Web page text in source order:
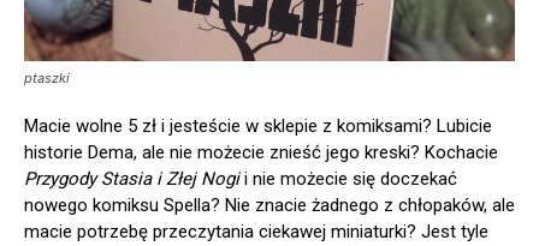
ptaszki
Macie wolne 5 zł i jesteście w sklepie z komiksami? Lubicie
historie Dema, ale nie możecie znieść jego kreski? Kochacie
Przygody Stasia i Złej Nogii nie możecie się doczekać
nowego komiksu Spella? Nie znacie żadnego z chłopaków, ale
macie potrzebę przeczytania ciekawej miniaturki? Jest tyle